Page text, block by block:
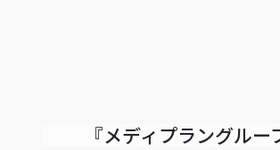
『メディプラングル